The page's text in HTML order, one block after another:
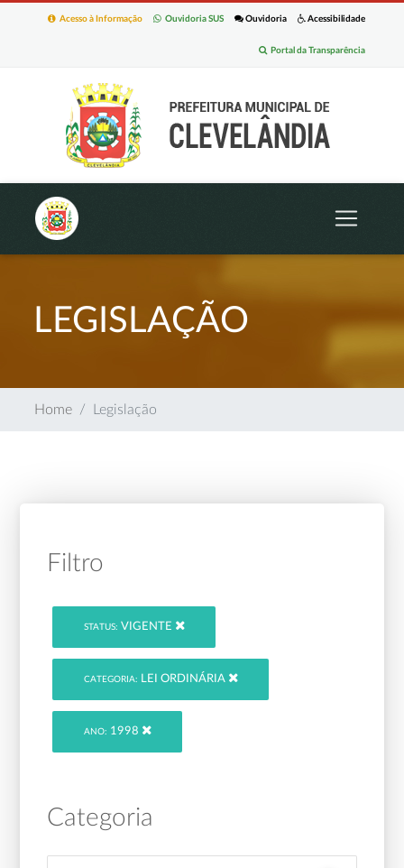
Acessibilidade
Ouvidoria
Ouvidoria SUS
Acesso à Informação
Portal da Transparência
LEGISLAÇÃO
Home Legislação
Filtro
STATUS: VIGENTE
CATEGORIA: LEI ORDINÁRIA
ANO: 1998
Categoria